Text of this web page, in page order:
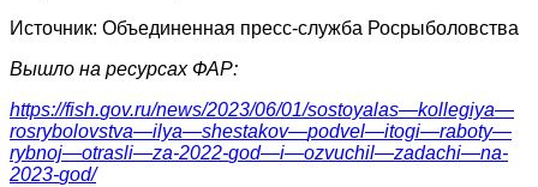
Источник: Объединенная пресс-служба Росрыболовства
Вышло на ресурсах ФАР:
https://fish.gov.ru/news/2023/06/01/sostoyalas—kollegiya—
rosrybolovstva—ilya—shestakov—podvel—itogi—raboty—
rybnoj—otrasli—za-2022-god—i—ozvuchil—zadachi—na-
2023-god/